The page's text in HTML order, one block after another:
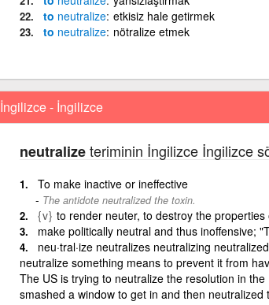
to neutralize etkisiz hale getirmek
to neutralize nötralize etmek
İngilizce - İngilizce
neutralizeteriminin İngilizce İngilizce
To make inactive or ineffective
The antidote neutralized the toxin.
{v} to render neuter, to destroy the
make politically neutral and thus inoffensive;
neu·tral·ize neutralizes neutralizing
neutralize something means to prevent it from
The US is trying to neutralize the resolution in
smashed a window to get in and then